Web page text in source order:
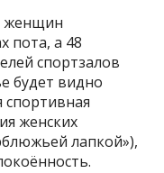
женщин
пота, а 48
спортзалов
будет видно
спортивная
женских
лапкой»),